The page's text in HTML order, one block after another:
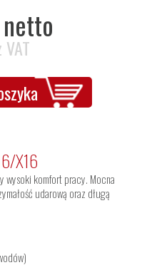
X16
wysoki komfort pracy. Mocna
udarową oraz długą